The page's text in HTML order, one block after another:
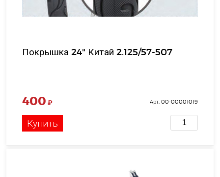
Покрышка 24" Китай 2.125/57-507
400 ₽ Арт. 00-00001019
Купить